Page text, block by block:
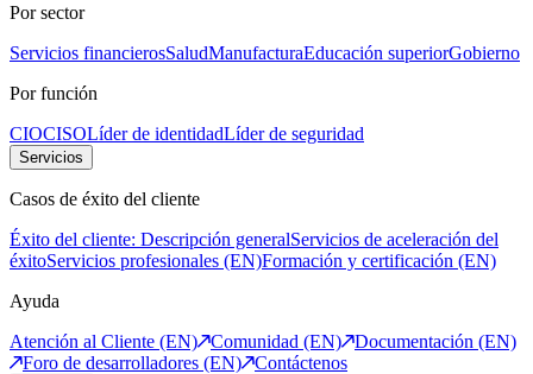
Por sector
Servicios financierosSaludManufacturaEducación superiorGobierno
Por función
CIOCISOLíder de identidadLíder de seguridad
Servicios
Casos de éxito del cliente
Éxito del cliente: Descripción generalServicios de aceleración del
éxitoServicios profesionales (EN)Formación y certificación (EN)
Ayuda
Atención al Cliente (EN)
Comunidad (EN)
Documentación (EN)
Foro de desarrolladores (EN)
Contáctenos